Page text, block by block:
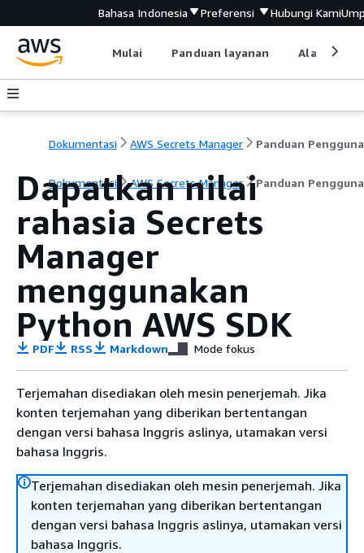
Bahasa Indonesia Preferensi Hubungi Kami
Mulai Panduan layanan Alat
Dokumentasi AWS Secrets Manager Panduan Pengguna
Dokumentasi AWS Secrets Manager Panduan Pengguna
Dapatkan nilai
rahasia Secrets
Manager
menggunakan
Python AWS SDK
PDF RSS Markdown Mode fokus
Terjemahan disediakan oleh mesin penerjemah. Jika
konten terjemahan yang diberikan bertentangan
dengan versi bahasa Inggris aslinya, utamakan versi
bahasa Inggris.
Terjemahan disediakan oleh mesin penerjemah. Jika
konten terjemahan yang diberikan bertentangan
dengan versi bahasa Inggris aslinya, utamakan versi
bahasa Inggris.